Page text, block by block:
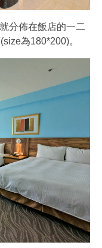
分佈在飯店的一二
為180*200)。